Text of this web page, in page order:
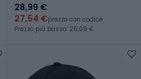
28,99 €
27,54 €prezzo con codice
Prezzo più basso: 26,09 €